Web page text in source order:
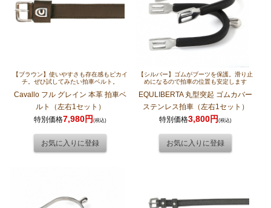
【ブラウン】使いやすさも存在感もピカイ
チ。ぜひ試してみたい拍車ベルト。
Cavallo フル グレイン 本革 拍車ベ
ルト（左右1セット）
特別価格7,980円(税込)
【シルバー】ゴムがブーツを保護。滑り止
めになるので拍車の位置も安定します
EQULIBERTA 丸型突起 ゴムカバー
ステンレス拍車（左右1セット）
特別価格3,800円(税込)